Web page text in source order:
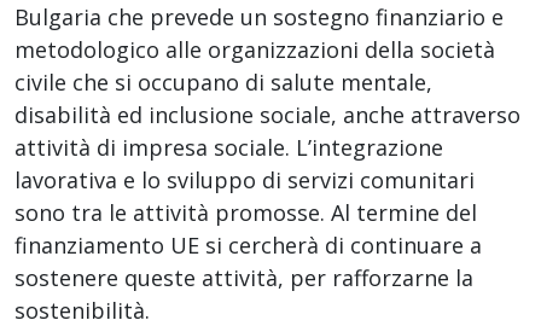
Bulgaria che prevede un sostegno finanziario e
metodologico alle organizzazioni della società
civile che si occupano di salute mentale,
disabilità ed inclusione sociale, anche attraverso
attività di impresa sociale. L’integrazione
lavorativa e lo sviluppo di servizi comunitari
sono tra le attività promosse. Al termine del
finanziamento UE si cercherà di continuare a
sostenere queste attività, per rafforzarne la
sostenibilità.